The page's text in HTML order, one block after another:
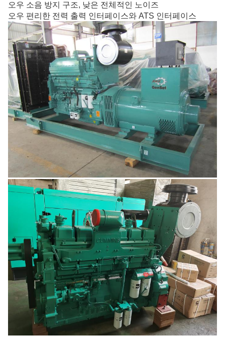
오우 소음 방지 구조, 낮은 전체적인 노이즈
오우 편리한 전력 출력 인터페이스와 ATS 인터페이스